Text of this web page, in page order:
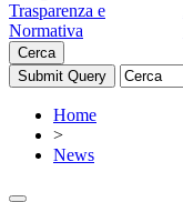
Trasparenza e
Normativa
Cerca
Home
>
News